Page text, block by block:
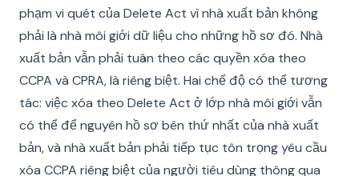
phạm vi quét của Delete Act vì nhà xuất bản không
phải là nhà môi giới dữ liệu cho những hồ sơ đó. Nhà
xuất bản vẫn phải tuân theo các quyền xóa theo
CCPA và CPRA, là riêng biệt. Hai chế độ có thể tương
tác: việc xóa theo Delete Act ở lớp nhà môi giới vẫn
có thể để nguyên hồ sơ bên thứ nhất của nhà xuất
bản, và nhà xuất bản phải tiếp tục tôn trọng yêu cầu
xóa CCPA riêng biệt của người tiêu dùng thông qua